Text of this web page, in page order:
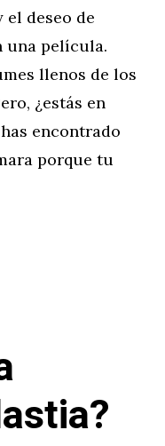
deseo de
una película.
llenos de los
¿estás en
encontrado
porque tu